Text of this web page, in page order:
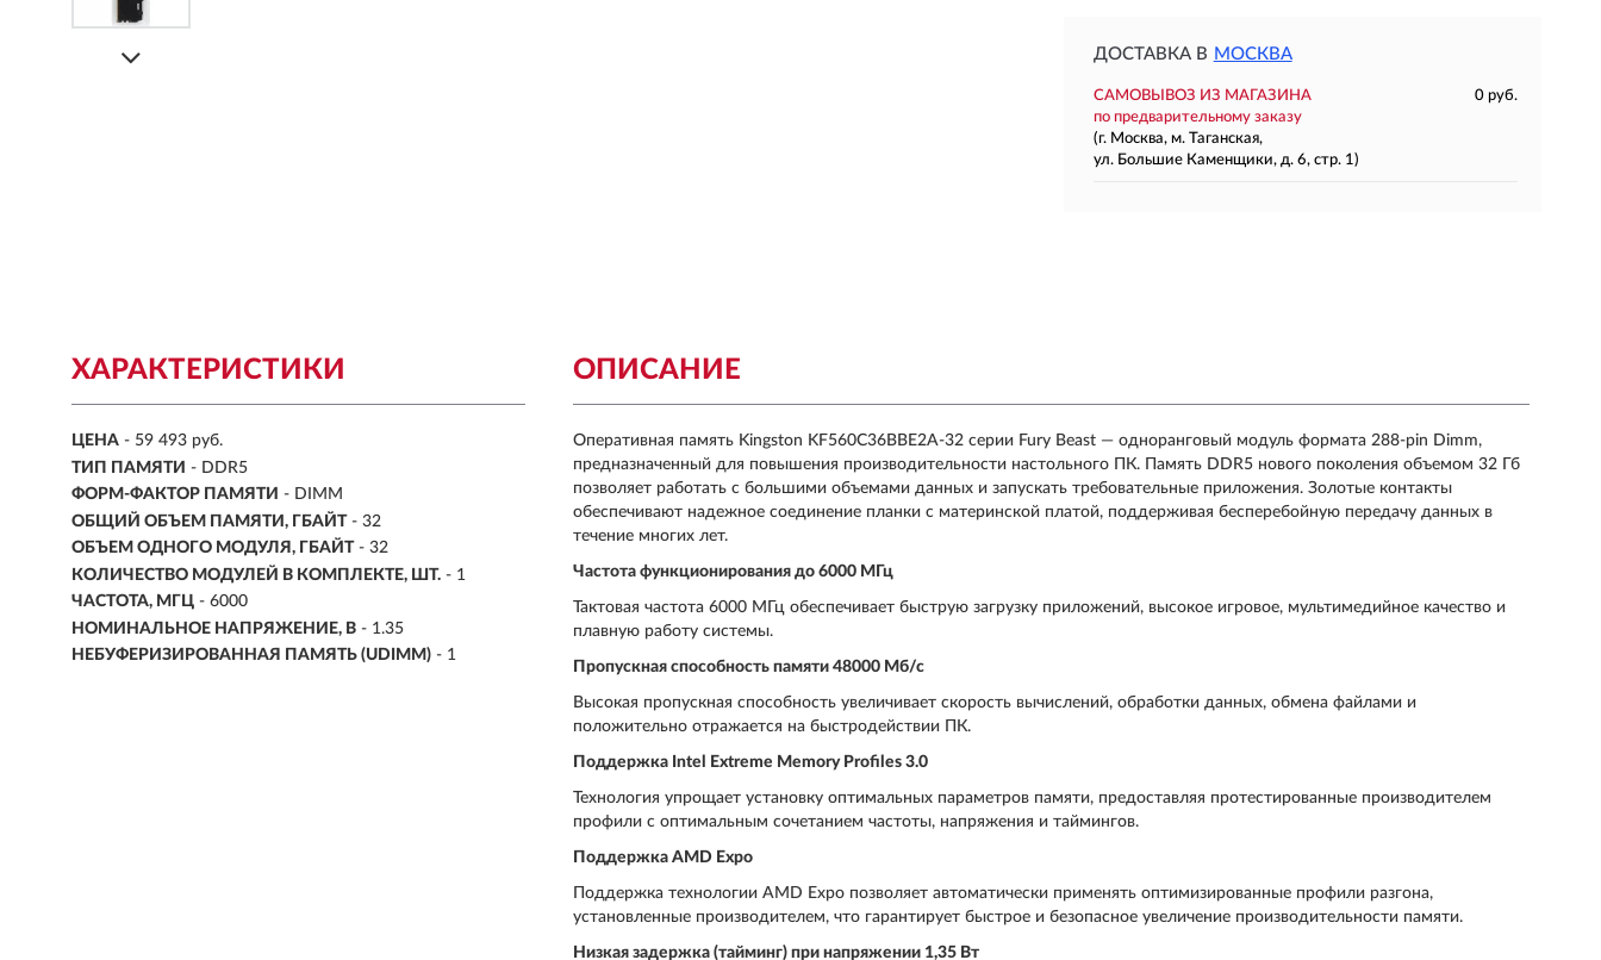
ДОСТАВКА В МОСКВА
САМОВЫВОЗ ИЗ МАГАЗИНА
0 руб.
по предварительному заказу
(г. Москва, м. Таганская,
ул. Большие Каменщики, д. 6, стр. 1)
ХАРАКТЕРИСТИКИ
ЦЕНА - 59 493 руб.
ТИП ПАМЯТИ - DDR5
ФОРМ-ФАКТОР ПАМЯТИ - DIMM
ОБЩИЙ ОБЪЕМ ПАМЯТИ, ГБАЙТ - 32
ОБЪЕМ ОДНОГО МОДУЛЯ, ГБАЙТ - 32
КОЛИЧЕСТВО МОДУЛЕЙ В КОМПЛЕКТЕ, ШТ. - 1
ЧАСТОТА, МГЦ - 6000
НОМИНАЛЬНОЕ НАПРЯЖЕНИЕ, В - 1.35
НЕБУФЕРИЗИРОВАННАЯ ПАМЯТЬ (UDIMM) - 1
ОПИСАНИЕ
Оперативная память Kingston KF560C36BBE2A-32 серии Fury Beast — одноранговый модуль формата 288-pin Dimm,
предназначенный для повышения производительности настольного ПК. Память DDR5 нового поколения объемом 32 Гб
позволяет работать с большими объемами данных и запускать требовательные приложения. Золотые контакты
обеспечивают надежное соединение планки с материнской платой, поддерживая бесперебойную передачу данных в
течение многих лет.
Частота функционирования до 6000 МГц
Тактовая частота 6000 МГц обеспечивает быструю загрузку приложений, высокое игровое, мультимедийное качество и
плавную работу системы.
Пропускная способность памяти 48000 Мб/с
Высокая пропускная способность увеличивает скорость вычислений, обработки данных, обмена файлами и
положительно отражается на быстродействии ПК.
Поддержка Intel Extreme Memory Profiles 3.0
Технология упрощает установку оптимальных параметров памяти, предоставляя протестированные производителем
профили с оптимальным сочетанием частоты, напряжения и таймингов.
Поддержка AMD Expo
Поддержка технологии AMD Expo позволяет автоматически применять оптимизированные профили разгона,
установленные производителем, что гарантирует быстрое и безопасное увеличение производительности памяти.
Низкая задержка (тайминг) при напряжении 1,35 Вт